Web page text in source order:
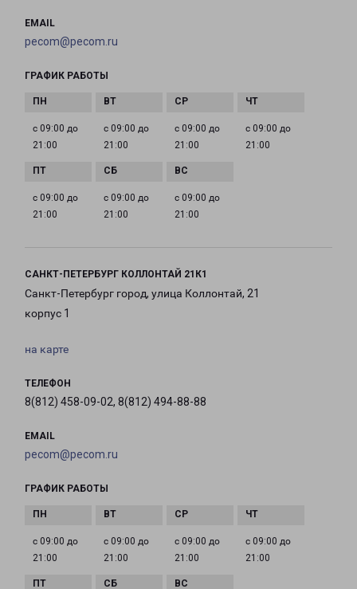
EMAIL
pecom@pecom.ru
ГРАФИК РАБОТЫ
с 09:00 до
21:00
с 09:00 до
21:00
с 09:00 до
21:00
с 09:00 до
21:00
с 09:00 до
21:00
с 09:00 до
21:00
с 09:00 до
21:00
САНКТ-ПЕТЕРБУРГ КОЛЛОНТАЙ 21К1
Санкт-Петербург город, улица Коллонтай, 21
корпус 1
на карте
ТЕЛЕФОН
8(812) 458-09-02, 8(812) 494-88-88
EMAIL
pecom@pecom.ru
ГРАФИК РАБОТЫ
с 09:00 до
21:00
с 09:00 до
21:00
с 09:00 до
21:00
с 09:00 до
21:00